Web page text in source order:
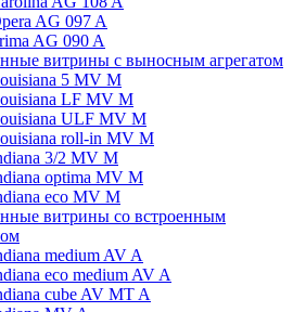
AG 097 A
AG 090 A
витрины с выносным агрегатом
5 MV M
LF MV M
ULF MV M
roll-in MV M
3/2 MV M
optima MV M
eco MV M
витрины со встроенным
medium AV A
eco medium AV A
cube AV MT A